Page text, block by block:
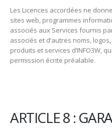
Les Licences accordées ne
sites web, programmes
associés aux Services fournis
associés et d’autres noms,
produits et services d’INFO3W,
permission écrite préalable.
ARTICLE 8 :